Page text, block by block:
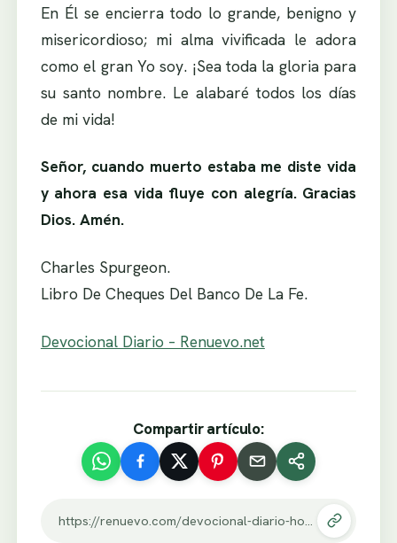
En Él se encierra todo lo grande, benigno y
misericordioso; mi alma vivificada le adora
como el gran Yo soy. ¡Sea toda la gloria para
su santo nombre. Le alabaré todos los días
de mi vida!
Señor, cuando muerto estaba me diste vida
y ahora esa vida fluye con alegría. Gracias
Dios. Amén.
Charles Spurgeon.
Libro De Cheques Del Banco De La Fe.
Devocional Diario – Renuevo.net
Compartir artículo:
https://renuevo.com/devocional-diario-hoy-se-quien-es-dios.html